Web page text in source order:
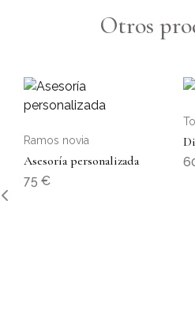
Otros
Ramos novia
Asesoría personalizada
75 €